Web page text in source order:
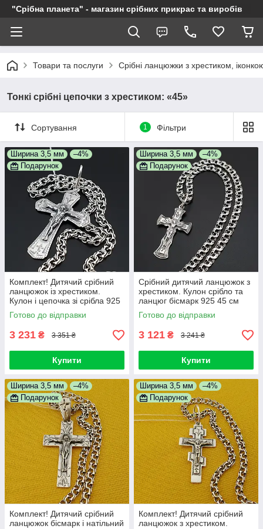
"Срібна планета" - магазин срібних прикрас та виробів
Товари та послуги Срібні ланцюжки з хрестиком,
Тонкі срібні цепочки з хрестиком: «45»
Сортування 1 Фільтри
Ширина 3,5 мм
–4%
Подарунок
Комплект! Дитячий срібний
ланцюжок із хрестиком.
Кулон і цепочка зі срібла 925
45 см
Готово до відправки
3 231 ₴ 3 351 ₴
Купити
Ширина 3,5 мм
–4%
Подарунок
Срібний дитячий ланцюжок з
хрестиком. Кулон срібло та
ланцюг бісмарк 925 45 см
Готово до відправки
3 121 ₴ 3 241 ₴
Купити
Ширина 3,5 мм
–4%
Подарунок
Комплект! Дитячий срібний
ланцюжок бісмарк і натільний
Ширина 3,5 мм
–4%
Подарунок
Комплект! Дитячий срібний
ланцюжок з хрестиком.